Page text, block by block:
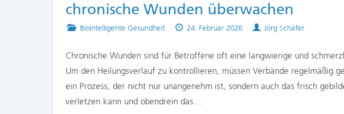
chronische Wunden überwachen
Posted
Biointelligente Gesundheit
Published
24. Februar 2026 Authors
Jörg Schäfer
Chronische Wunden sind für Betroffene oft eine langwierige und
Um den Heilungsverlauf zu kontrollieren, müssen Verbände regelmäßig
ein Prozess, der nicht nur unangenehm ist, sondern auch das frisch
verletzen kann und obendrein das…